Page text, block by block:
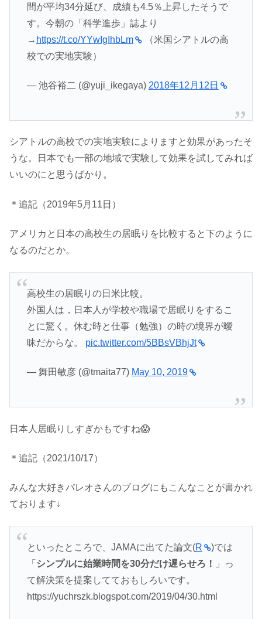
間が平均34分延び、成績も4.5％上昇したそうで
す。今朝の「科学進歩」誌より
→ https://t.co/YYwIgIhbLm
（米国シアトルの高
校での実地実験）
— 池谷裕二 (@yuji_ikegaya) 2018年12月12日
シアトルの高校での実地実験によりますと効果があったそ
うな。日本でも一部の地域で実験して効果を試してみれば
いいのにと思うばかり。
＊追記（2019年5月11日）
アメリカと日本の高校生の居眠りを比較すると下のように
なるのだとか。
高校生の居眠りの日米比較。
外国人は，日本人が学校や職場で居眠りをするこ
とに驚く。休む時と仕事（勉強）の時の境界が曖
昧だからな。 pic.twitter.com/5BBsVBhjJt
— 舞田敏彦 (@tmaita77) May 10, 2019
日本人居眠りしすぎかもですね😱
＊追記（2021/10/17）
みんな大好きパレオさんのブログにもこんなことが書かれ
ております↓
といったところで、JAMAに出てた論文(R
)では
「 シンプルに始業時間を30分だけ遅らせろ！
」っ
て解決策を提案してておもしろいです。
https://yuchrszk.blogspot.com/2019/04/30.html